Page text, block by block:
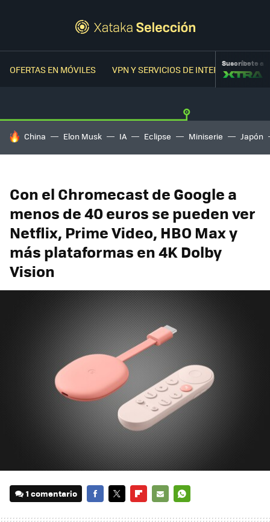
OFERTAS EN MÓVILES VPN Y SERVICIOS DE INTERNETSuscríbete a
HOY SE HABLA DE
China Elon Musk IA Eclipse Miniserie Japón
Con el Chromecast de Google a
menos de 40 euros se pueden ver
Netflix, Prime Video, HBO Max y
más plataformas en 4K Dolby
Vision
1 comentario